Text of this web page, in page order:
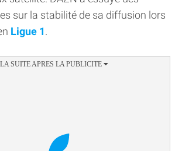
sur la stabilité de sa diffusion lors
Ligue 1.